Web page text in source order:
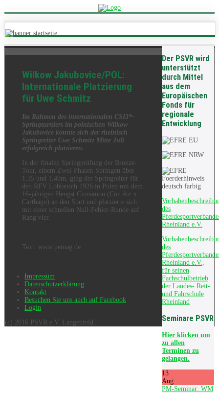
Der PSVR wird
unterstützt
durch Mittel
aus dem
Europäischen
Fonds für
regionale
Entwicklung
des
Rheinland e.V.
des
Rheinland e.V.,
für seinen
Fachschulbetrieb
der Landes- Reit-
und Fahrschule
Rheinland
Seminare PSVR
Hierklicken um
zu allen
Terminen zu
gelangen.
13
Aug
PM-Seminar: WM
Wilkow Jakubovice/POL:
Internationale Platzierung
für Uwe Schmitz
Im Rahmen des internationalen CSI3*-
Springturniers im polnischen Wilkow
Jakubovice konnte sich der rheinisch
Springreiter Uwe Schmitz Mitte Juli
erfolgreich platzieren.
In der finalen Springprüfung der Bronze-
Tour, einem Zwei-Phasen-Springen über
1,35 und 1,40m, ging der Springreiter für
den RFV Lobberich 1926 in Polen mit dem
16-jährigen Hengst Cinnamon (Con Air x
Carthago) an den Start und platzierte sich
mit einer schnellen Null-Fehler-Runde auf
Rang vier.
Text: www.pemag.de
Impressum
Datenschutzerklärung
Kontakt
Besuchen Sie uns auch auf Facebook
Login
(c) 2016 PSVR e.V. Langenfeld